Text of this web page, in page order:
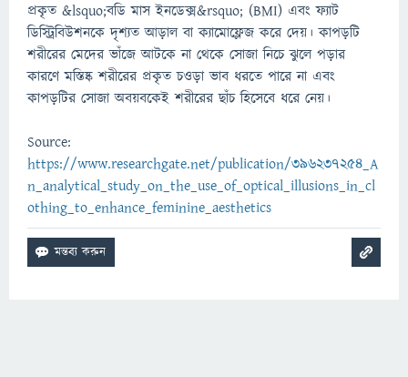
প্রকৃত &lsquo;বডি মাস ইনডেক্স&rsquo; (BMI) এবং ফ্যাট
ডিস্ট্রিবিউশনকে দৃশ্যত আড়াল বা ক্যামোফ্লেজ করে দেয়। কাপড়টি
শরীরের মেদের ভাঁজে আটকে না থেকে সোজা নিচে ঝুলে পড়ার
কারণে মস্তিষ্ক শরীরের প্রকৃত চওড়া ভাব ধরতে পারে না এবং
কাপড়টির সোজা অবয়বকেই শরীরের ছাঁচ হিসেবে ধরে নেয়।
Source:
https://www.researchgate.net/publication/396237254_A
n_analytical_study_on_the_use_of_optical_illusions_in_cl
othing_to_enhance_feminine_aesthetics